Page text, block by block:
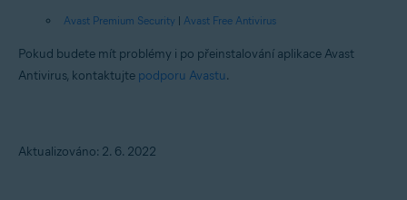
Avast Premium Security | Avast Free Antivirus
Pokud budete mít problémy i po přeinstalování aplikace Avast
Antivirus, kontaktujte podporu Avastu.
Aktualizováno: 2. 6. 2022